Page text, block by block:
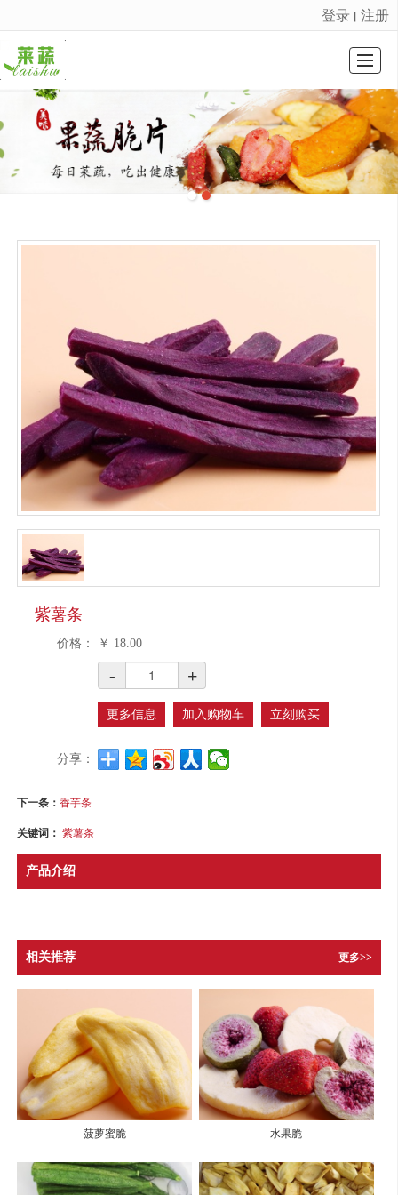
很遗憾，因您的浏览器版本过低导致无法获得最佳浏览体验，推荐下载安装谷歌浏览器！
登录 丨 注册
HOME PAGE 公司动态 EQUIPMENT DISPLAY INTRO VIDEO 图库展示 CONTACT US
紫薯条
价格： ￥ 18.00
- +
更多信息 加入购物车 立刻购买
分享：
下一条：香芋条
关键词：紫薯条
产品介绍
相关推荐 更多>>
菠萝蜜脆 水果脆